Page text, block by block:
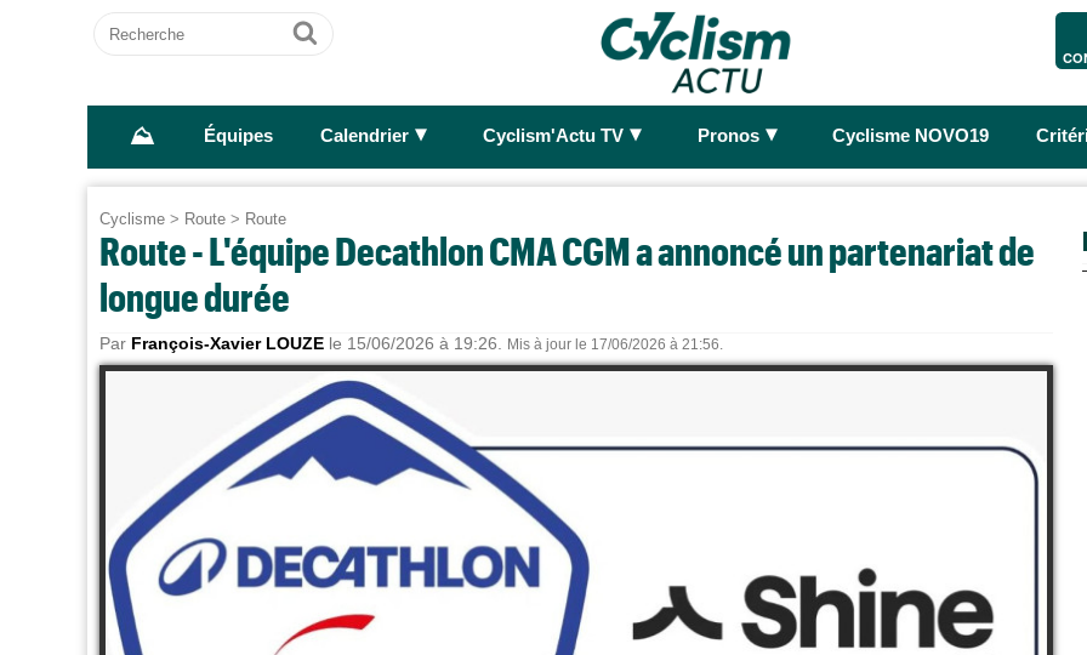
Recherche
Ok
⛰ Équipes Calendrier ► Cyclism'Actu TV ► Pronos ► Cyclisme NOVO19
Cyclisme > Route > Route
Route - L'équipe Decathlon CMA CGM a annoncé un partenariat de
longue durée
Par François-Xavier LOUZE le 15/06/2026 à 19:26. Mis à jour le 17/06/2026 à 21:56.